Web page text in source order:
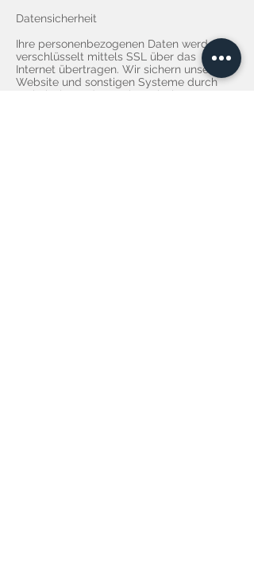
Datensicherheit
Ihre personenbezogenen Daten werden
verschlüsselt mittels SSL über das
Internet übertragen. Wir sichern unsere
Website und sonstigen Systeme durch
technische und organisatorische